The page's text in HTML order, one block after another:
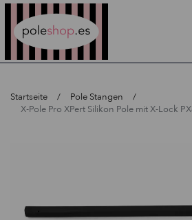
Startseite
Pole Stangen
X-Pole Pro XPert Silikon Pole mit X-Lock